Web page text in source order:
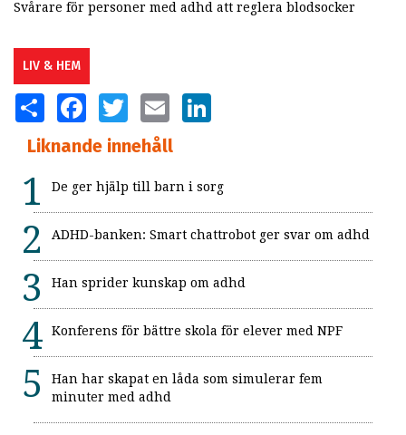
Svårare för personer med adhd att reglera blodsocker
LIV & HEM
SHARE FACEBOOKTWITTER EMAIL
Liknande innehåll
De ger hjälp till barn i sorg
ADHD-banken: Smart chattrobot ger svar om adhd
Han sprider kunskap om adhd
Konferens för bättre skola för elever med NPF
Han har skapat en låda som simulerar fem
minuter med adhd